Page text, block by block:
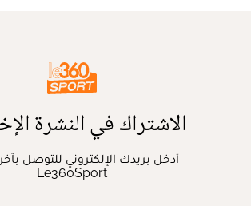
الاشتراك في النشرة
أدخل بريدك الإلكتروني للتوصل بآخر
Le360Sport